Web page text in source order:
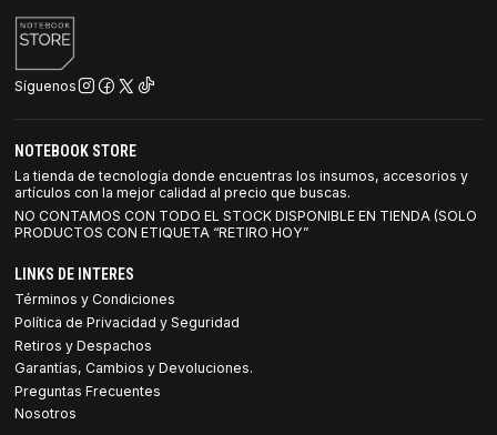
Síguenos
NOTEBOOK STORE
La tienda de tecnología donde encuentras los insumos, accesorios y
artículos con la mejor calidad al precio que buscas.
NO CONTAMOS CON TODO EL STOCK DISPONIBLE EN TIENDA (SOLO
PRODUCTOS CON ETIQUETA “RETIRO HOY”
LINKS DE INTERES
Términos y Condiciones
Política de Privacidad y Seguridad
Retiros y Despachos
Garantías, Cambios y Devoluciones.
Preguntas Frecuentes
Nosotros